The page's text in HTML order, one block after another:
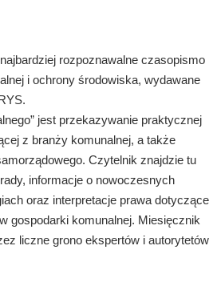
rozpoznawalne czasopismo
i ochrony środowiska, wydawane
jest przekazywanie praktycznej
z branży komunalnej, a także
Czytelnik znajdzie tu
informacje o nowoczesnych
oraz interpretacje prawa dotyczące
gospodarki komunalnej. Miesięcznik
liczne grono ekspertów i autorytetów